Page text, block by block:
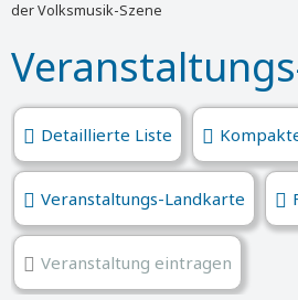
der Volksmusik-Szene
Detaillierte Liste
Veranstaltungs-Landkarte
Veranstaltung eintragen